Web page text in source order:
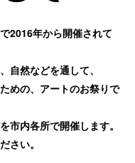
2016年から開催されて
自然などを通して、
めの、アートのお祭りで
市内各所で開催します。
さい。